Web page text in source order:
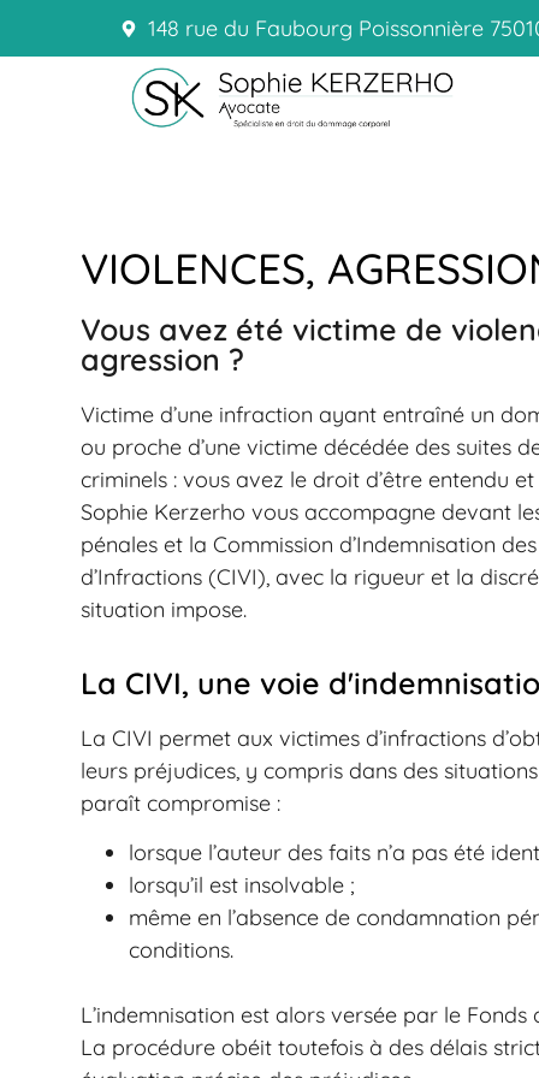
148 rue du Faubourg Poissonnière
VIOLENCES,
Vous avez été victime de
agression ?
Victime d’une infraction ayant entraîné un
ou proche d’une victime décédée des suites
criminels : vous avez le droit d’être entendu
Sophie Kerzerho vous accompagne devant
pénales et la Commission d’Indemnisation
d’Infractions (CIVI), avec la rigueur et la
situation impose.
La CIVI, une voie
La CIVI permet aux victimes d’infractions
leurs préjudices, y compris dans des
paraît compromise :
lorsque l’auteur des faits n’a pas été
lorsqu’il est insolvable ;
même en l’absence de condamnation
conditions.
L’indemnisation est alors versée par le Fonds
La procédure obéit toutefois à des délais